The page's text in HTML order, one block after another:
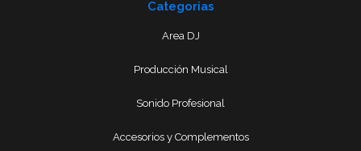
Categorias
Area DJ
Producción Musical
Sonido Profesional
Accesorios y Complementos